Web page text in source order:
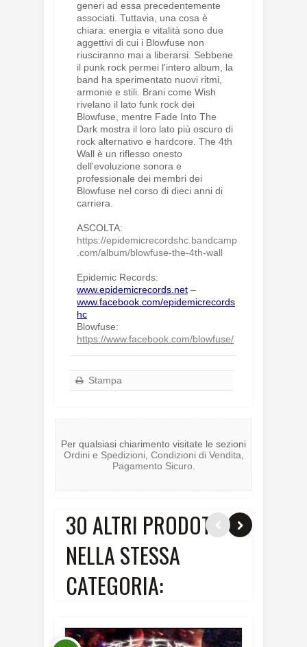
generi ad essa precedentemente
associati. Tuttavia, una cosa è
chiara: energia e vitalità sono due
aggettivi di cui i Blowfuse non
riusciranno mai a liberarsi. Sebbene
il punk rock permei l'intero album, la
band ha sperimentato nuovi ritmi,
armonie e stili. Brani come Wish
rivelano il lato funk rock dei
Blowfuse, mentre Fade Into The
Dark mostra il loro lato più oscuro di
rock alternativo e hardcore. The 4th
Wall è un riflesso onesto
dell'evoluzione sonora e
professionale dei membri dei
Blowfuse nel corso di dieci anni di
carriera.
ASCOLTA:
https://epidemicrecordshc.bandcamp
.com/album/blowfuse-the-4th-wall
Epidemic Records:
www.epidemicrecords.net –
www.facebook.com/epidemicrecords
hc
Blowfuse:
https://www.facebook.com/blowfuse/
Stampa
Per qualsiasi chiarimento visitate le sezioni
Ordini e Spedizioni Condizioni di Vendita
Pagamento Sicuro
30 ALTRI PRODOTTI
NELLA STESSA
CATEGORIA: